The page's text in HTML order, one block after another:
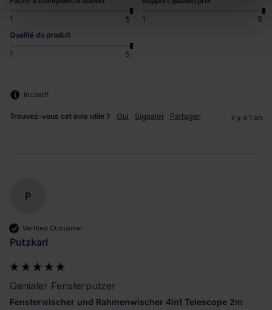
1 5 1
5
Qualité du produit
1 5
Incitatif
Trouvez-vous cet avis utile ? Oui Signaler Partager il y a 1 an
P
Verified Customer
Putzkarl
Genialer Fensterputzer
Fensterwischer und Rahmenwischer 4in1 Telescope 2m